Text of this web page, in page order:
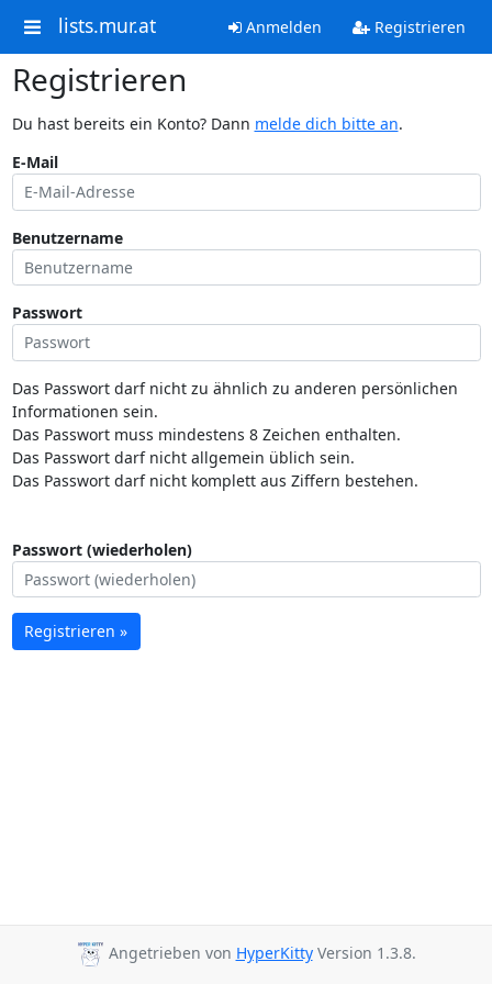
lists.mur.at Anmelden Registrieren
Registrieren
Du hast bereits ein Konto? Dann melde dich bitte an.
E-Mail
Benutzername
Passwort
Das Passwort darf nicht zu ähnlich zu anderen persönlichen
Informationen sein.
Das Passwort muss mindestens 8 Zeichen enthalten.
Das Passwort darf nicht allgemein üblich sein.
Das Passwort darf nicht komplett aus Ziffern bestehen.
Passwort (wiederholen)
Registrieren »
Angetrieben von HyperKittyVersion 1.3.8.